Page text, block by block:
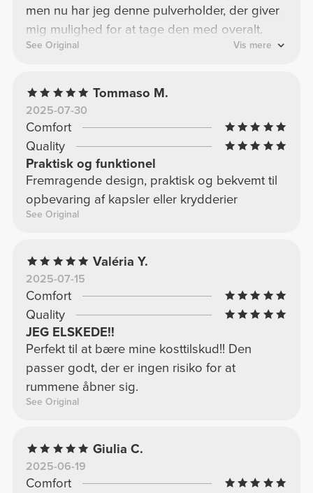
men nu har jeg denne pulverholder, der giver
mig mulighed for at tage den med overalt.
See Original Vis mere
Tommaso M.
2025-07-30
Comfort
Quality
Praktisk og funktionel
Fremragende design, praktisk og bekvemt til
opbevaring af kapsler eller krydderier
See Original
Valéria Y.
2025-07-15
Comfort
Quality
JEG ELSKEDE!!
Perfekt til at bære mine kosttilskud!! Den
passer godt, der er ingen risiko for at
rummene åbner sig.
See Original
Giulia C.
2025-06-19
Comfort